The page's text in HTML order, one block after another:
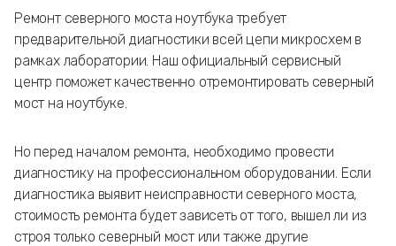
Ремонт северного моста ноутбука требует
предварительной диагностики всей цепи микросхем в
рамках лаборатории. Наш официальный сервисный
центр поможет качественно отремонтировать северный
мост на ноутбуке.
Но перед началом ремонта, необходимо провести
диагностику на профессиональном оборудовании. Если
диагностика выявит неисправности северного моста,
стоимость ремонта будет зависеть от того, вышел ли из
строя только северный мост или также другие